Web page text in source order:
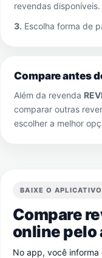
revendas disponíveis.
3. Escolha forma de
Compare antes
Além da revenda
comparar outras
escolher a melhor
BAIXE O APLICATIVO
Compare
online pelo
No app, você